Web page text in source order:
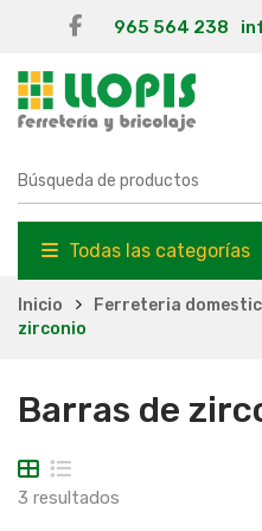
965 564 238
Todas las categorías
Inicio Ferreteria
zirconio
Barras de
3 resultados